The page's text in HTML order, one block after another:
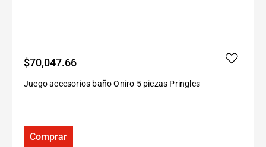
$70,047.66
Juego accesorios baño Oniro 5 piezas Pringles
Comprar